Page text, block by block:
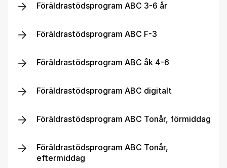
Föräldrastödsprogram ABC 3-6 år
Föräldrastödsprogram ABC F-3
Föräldrastödsprogram ABC åk 4-6
Föräldrastödsprogram ABC digitalt
Föräldrastödsprogram ABC Tonår, förmiddag
Föräldrastödsprogram ABC Tonår,
eftermiddag